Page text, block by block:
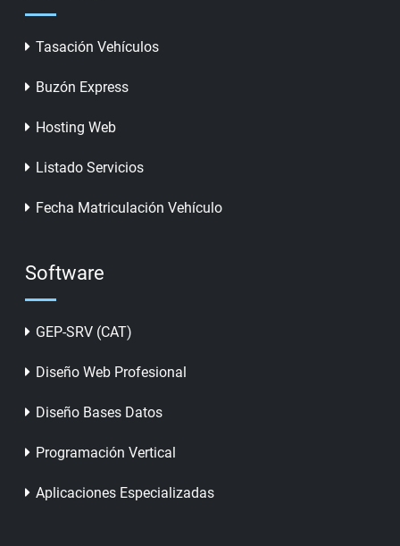
Tasación Vehículos
Buzón Express
Hosting Web
Listado Servicios
Fecha Matriculación Vehículo
Software
GEP-SRV (CAT)
Diseño Web Profesional
Diseño Bases Datos
Programación Vertical
Aplicaciones Especializadas